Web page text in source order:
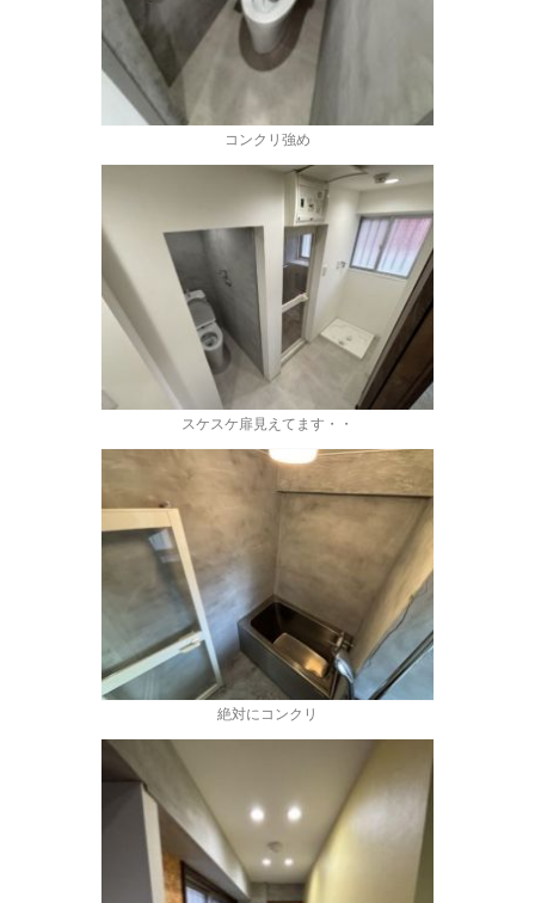
コンクリ強め
スケスケ扉見えてます・・
絶対にコンクリ